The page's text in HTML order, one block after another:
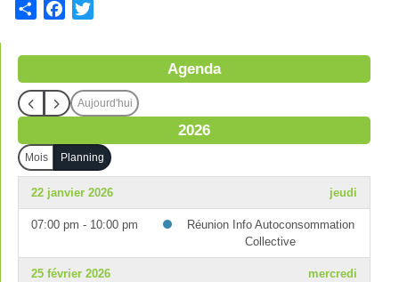
e
b
o
k
t
e
Agenda
Aujourd'hui
2026
Mois Planning
22 janvier 2026 jeudi
07:00 pm - 10:00 pm
Réunion Info Autoconsommation
Collective
25 février 2026 mercredi